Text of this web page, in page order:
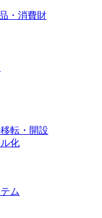
・消費財
転・開設
化
ム